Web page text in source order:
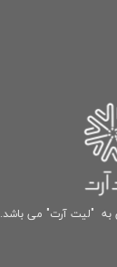
"لیت آرت" می باشد. 1401